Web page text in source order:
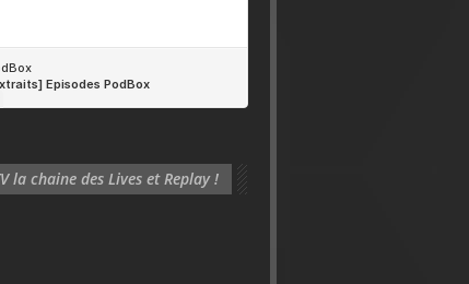
la chaine des Lives et Replay !